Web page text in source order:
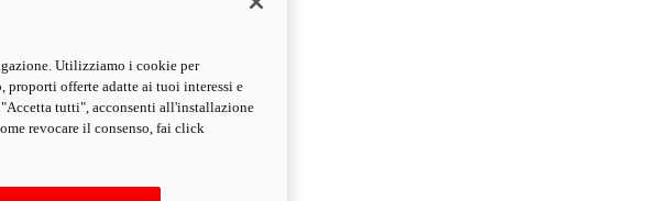
Utilizziamo i cookie per
offerte adatte ai tuoi interessi e
tutti", acconsenti all'installazione
revocare il consenso, fai click